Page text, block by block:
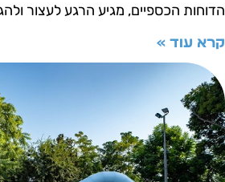
הכספיים, מגיע הרגע לעצור
עוד »